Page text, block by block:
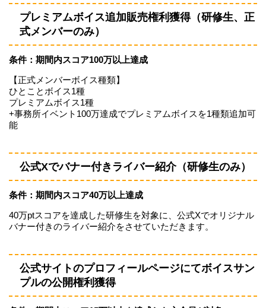
プレミアムボイス追加販売権利獲得（研修生、正
式メンバーのみ）
条件：期間内スコア100万以上達成
【正式メンバーボイス種類】
ひとことボイス1種
プレミアムボイス1種
+事務所イベント100万達成でプレミアムボイスを1種類追加可
能
公式Xでバナー付きライバー紹介（研修生のみ）
条件：期間内スコア40万以上達成
40万ptスコアを達成した研修生を対象に、公式Xでオリジナル
バナー付きのライバー紹介をさせていただきます。
公式サイトのプロフィールページにてボイスサン
プルの公開権利獲得